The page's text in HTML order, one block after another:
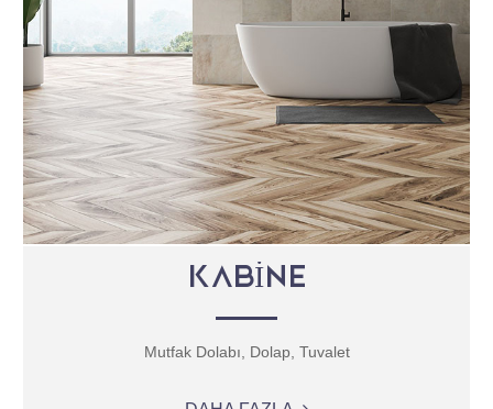
KABİNE
Mutfak Dolabı, Dolap, Tuvalet